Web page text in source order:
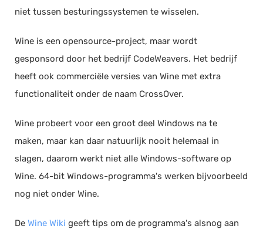
niet tussen besturingssystemen te wisselen.
Wine is een opensource-project, maar wordt
gesponsord door het bedrijf CodeWeavers. Het bedrijf
heeft ook commerciële versies van Wine met extra
functionaliteit onder de naam CrossOver.
Wine probeert voor een groot deel Windows na te
maken, maar kan daar natuurlijk nooit helemaal in
slagen, daarom werkt niet alle Windows-software op
Wine. 64-bit Windows-programma's werken bijvoorbeeld
nog niet onder Wine.
De Wine Wiki geeft tips om de programma's alsnog aan